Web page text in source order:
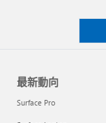
最新動向
Surface Pro